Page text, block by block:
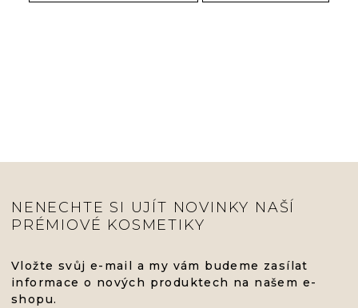
NENECHTE SI UJÍT NOVINKY NAŠÍ
PRÉMIOVÉ KOSMETIKY
Vložte svůj e-mail a my vám budeme zasílat
informace o nových produktech na našem e-
shopu.